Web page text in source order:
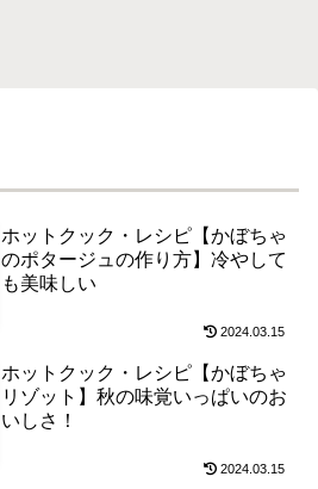
ホットクック・レシピ【かぼちゃ
のポタージュの作り方】冷やして
も美味しい
2024.03.15
ホットクック・レシピ【かぼちゃ
リゾット】秋の味覚いっぱいのお
いしさ！
2024.03.15